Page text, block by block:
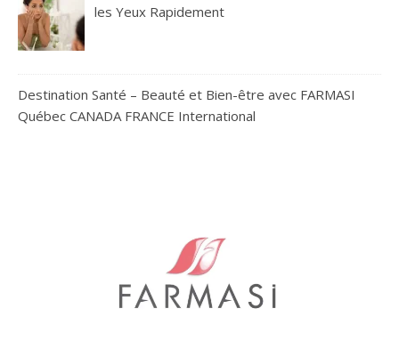
les Yeux Rapidement
Destination Santé – Beauté et Bien-être avec FARMASI
Québec CANADA FRANCE International